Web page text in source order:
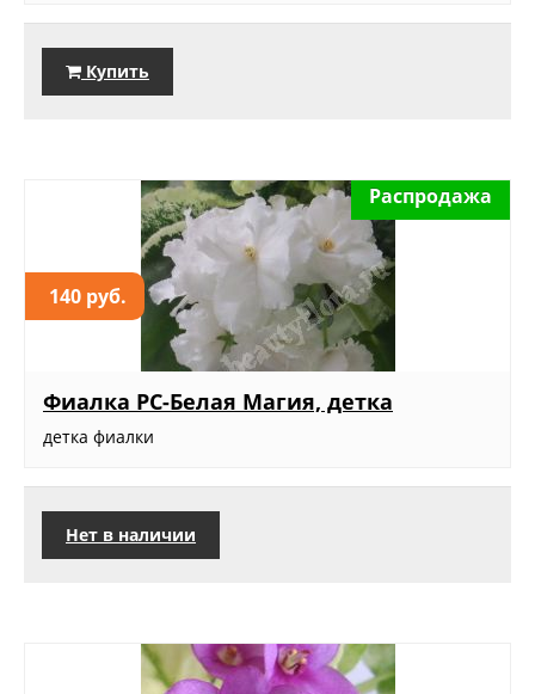
Купить
140 руб.
Распродажа
Фиалка РС-Белая Магия, детка
детка фиалки
Нет в наличии